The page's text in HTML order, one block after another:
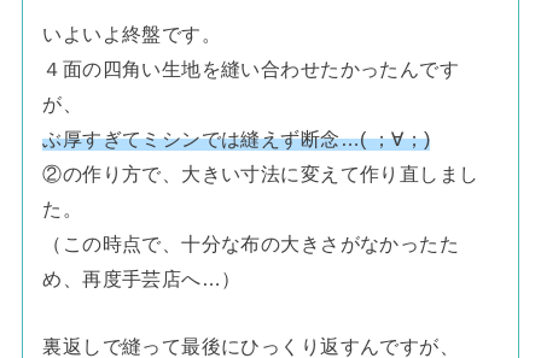
いよいよ終盤です。
４面の四角い生地を縫い合わせたかったんです
が、
ぶ厚すぎてミシンでは縫えず断念…( ；∀；)
②の作り方で、大きい寸法に変えて作り直しまし
た。
（この時点で、十分な布の大きさがなかったた
め、再度手芸店へ…）
裏返しで縫って最後にひっくり返すんですが、